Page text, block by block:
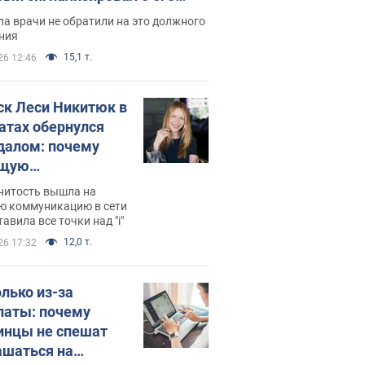
раке
врачи не обратили на это должного
12:46 15,1 т.
Леси Никитюк в
обернулся
почему
вышла на
коммуникацию в сети
все точки над "i"
17:32 12,0 т.
из-за
почему
не спешат
на